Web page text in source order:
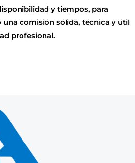
y tiempos, para
comisión sólida, técnica y útil
profesional.